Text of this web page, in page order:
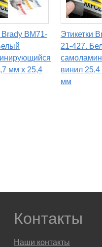
Brady BM71-
мм х 25,4
Этикетки
21-427.
винил
мм
Контакты
Наши контакты